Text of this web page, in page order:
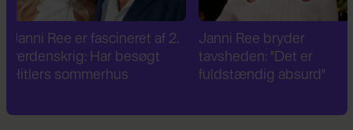
Janni Ree bryder
tavsheden: "Det er
fuldstændig absurd"
Janni Ree og Jeppe
Stokholm fejrer og
kærligheden – men én